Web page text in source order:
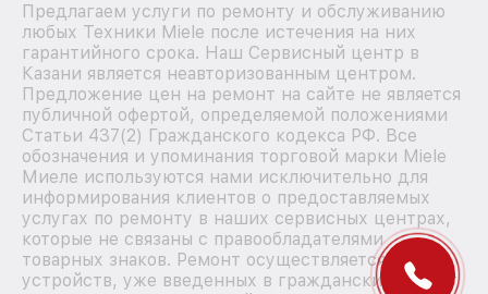
Предлагаем услуги по ремонту и обслуживанию
любых Техники Miele после истечения на них
гарантийного срока. Наш Сервисный центр в
Казани является неавторизованным центром.
Предложение цен на ремонт на сайте не является
публичной офертой, определяемой положениями
Статьи 437(2) Гражданского кодекса РФ. Все
обозначения и упоминания торговой марки Miele
Миеле используются нами исключительно для
информирования клиентов о предоставляемых
услугах по ремонту в наших сервисных центрах,
которые не связаны с правообладателями
товарных знаков. Ремонт осуществляется для
устройств, уже введенных в гражданский оборот